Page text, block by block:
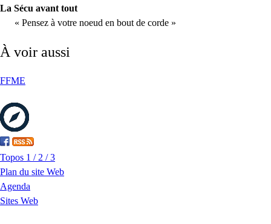
La Sécu avant tout
« Pensez à votre noeud en bout de corde »
À voir aussi
FFME
Topos 1 / 2 / 3
Plan du site Web
Agenda
Sites Web